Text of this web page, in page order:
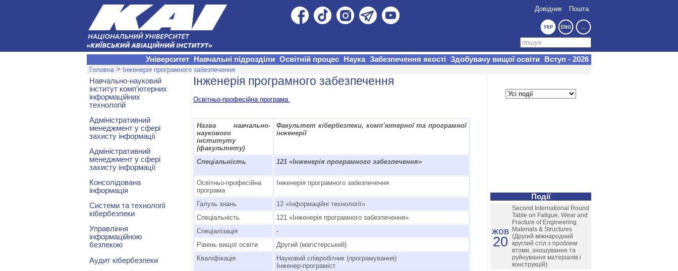
Довідник Пошта
УКР ENG ...
Університет Навчальні підрозділи Освітній процес Наука Забезпечення якості Здобувачу вищої освіти Вступ - 2026
Головна > Інженерія програмного забезпечення
Події
жов
20
Second International Round
Table on Fatigue, Wear and
Fracture of Engineering
Materials & Structures
(Другий міжнародний
круглий стіл з проблем
втоми, зношування та
руйнування матеріалів і
конструкцій)
Інженерія програмного забезпечення
Освітньо-професійна програма
Назва навчально-
наукового
інституту
(факультету)
Факультет кібербезпеки, комп’ютерної та програмної
інженерії
Спеціальність 121 «Інженерія програмного забезпечення»
Освітньо-професійна
програма
Інженерія програмного забезпечення
Галузь знань
12 «Інформаційні технології»
Спеціальність
121 «Інженерія програмного забезпечення»
Спеціалізація
-
Рівень вищої освіти
Другий (магістерський)
Кваліфікація
Науковий співробітник (програмування)
Інженер-програміст
Навчально-науковий
інститут комп’ютерних
інформаційних
технологій
Адміністративний
менеджмент у сфері
захисту інформації
Адміністративний
менеджмент у сфері
захисту інформації
Консолідована
інформація
Системи та технології
кібербезпеки
Управління
інформаційною
безпекою
Аудит кібербезпеки